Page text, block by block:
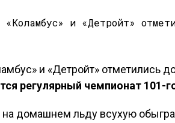
регулярный чемпионат 101-
на домашнем льду всухую